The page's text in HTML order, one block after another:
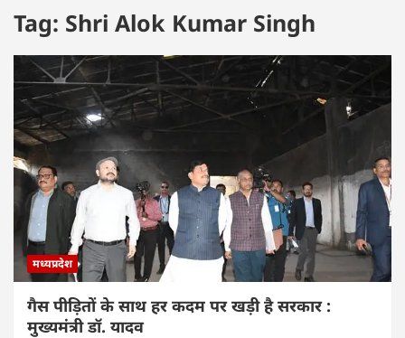
Tag: Shri Alok Kumar Singh
मध्यप्रदेश
गैस पीड़ितों के साथ हर कदम पर खड़ी है सरकार :
मुख्यमंत्री डॉ. यादव